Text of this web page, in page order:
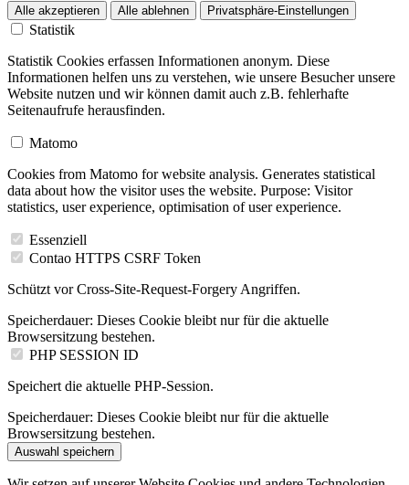
Alle akzeptieren Alle ablehnen Privatsphäre-Einstellungen
Statistik
Statistik Cookies erfassen Informationen anonym. Diese
Informationen helfen uns zu verstehen, wie unsere Besucher unsere
Website nutzen und wir können damit auch z.B. fehlerhafte
Seitenaufrufe herausfinden.
Matomo
Cookies from Matomo for website analysis. Generates statistical
data about how the visitor uses the website. Purpose: Visitor
statistics, user experience, optimisation of user experience.
Essenziell
Contao HTTPS CSRF Token
Schützt vor Cross-Site-Request-Forgery Angriffen.
Speicherdauer: Dieses Cookie bleibt nur für die aktuelle
Browsersitzung bestehen.
PHP SESSION ID
Speichert die aktuelle PHP-Session.
Speicherdauer: Dieses Cookie bleibt nur für die aktuelle
Browsersitzung bestehen.
Auswahl speichern